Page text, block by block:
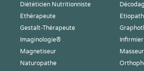
Diététicien Nutritionniste
Ethérapeute
Gestalt-Thérapeute
Imaginologie® Infirmier
Magnetiseur Masseur
Naturopathe